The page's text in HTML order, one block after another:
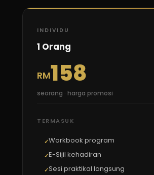
INDIVIDU
1 Orang
RM158
seorang · harga promosi
TERMASUK
Workbook program
E-Sijil kehadiran
Sesi praktikal langsung